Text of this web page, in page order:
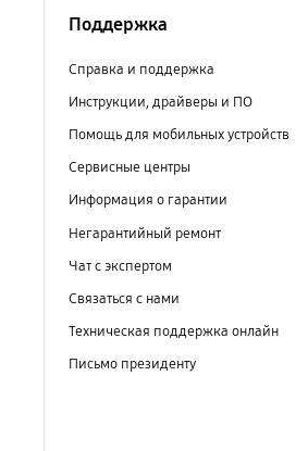
Поддержка
Справка и поддержка
Инструкции, драйверы и ПО
Помощь для мобильных устройств
Сервисные центры
Информация о гарантии
Негарантийный ремонт
Чат с экспертом
Связаться с нами
Техническая поддержка онлайн
Письмо президенту